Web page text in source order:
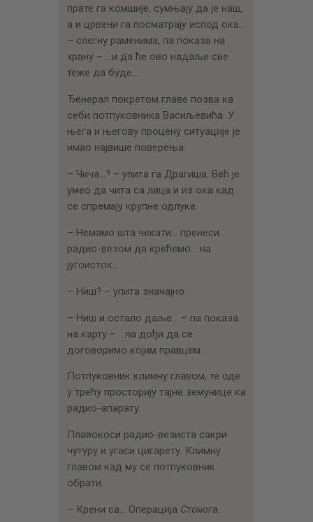
прате га комшије, сумњају да је наш,
а и црвени га посматрају испод ока…
– слегну раменима, па показа на
храну – …и да ће ово надаље све
теже да буде…
Ђенерал покретом главе позва ка
себи потпуковника Васиљевића. У
њега и његову процену ситуације је
имао највише поверења.
– Чича…? – упита га Драгиша. Већ је
умео да чита са лица и из ока кад
се спремају крупне одлуке.
– Немамо шта чекати… пренеси
радио-везом да крећемо… на
југоисток…
– Ниш? – упита значајно.
– Ниш и остало даље… – па показа
на карту – …па дођи да се
договоримо којим правцем…
Потпуковник климну главом, те оде
у трећу просторију тајне земунице ка
радио-апарату.
Плавокоси радио-везиста сакри
чутуру и угаси цигарету. Климну
главом кад му се потпуковник
обрати.
– Крени са… Операција Стонога.